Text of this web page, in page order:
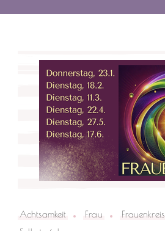
Achtsamkeit Frau Frauenkreis